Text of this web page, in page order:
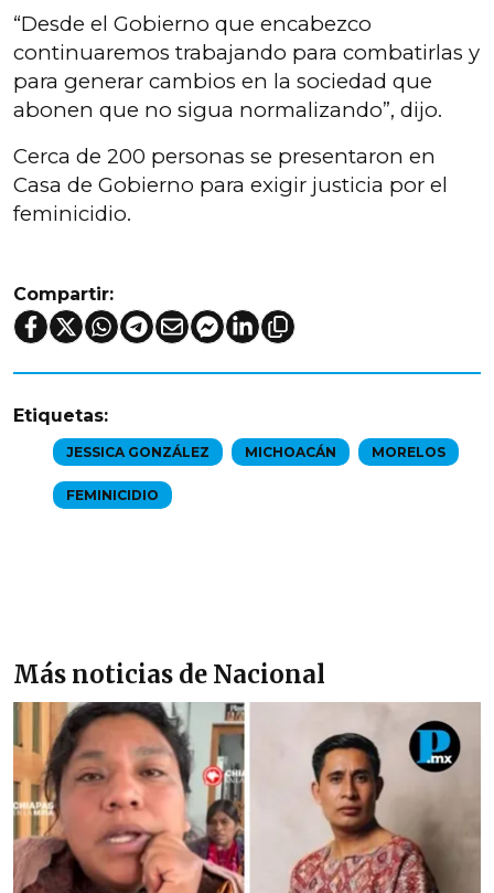
“Desde el Gobierno que encabezco
continuaremos trabajando para combatirlas y
para generar cambios en la sociedad que
abonen que no sigua normalizando”, dijo.
Cerca de 200 personas se presentaron en
Casa de Gobierno para exigir justicia por el
feminicidio.
Compartir:
Etiquetas:
JESSICA GONZÁLEZ MICHOACÁN MORELOS
FEMINICIDIO
Más noticias de Nacional